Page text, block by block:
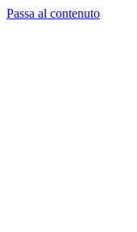
Passa al contenuto